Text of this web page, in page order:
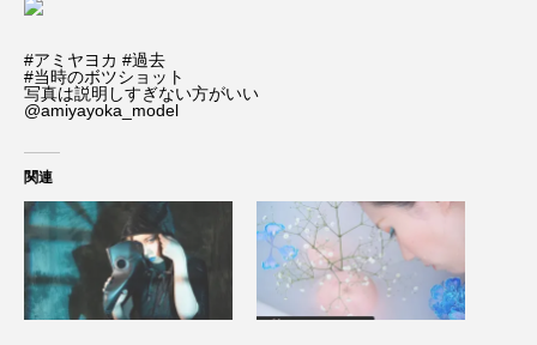
#アミヤヨカ #過去
#当時のボツショット
写真は説明しすぎない方がいい
@amiyayoka_model
関連